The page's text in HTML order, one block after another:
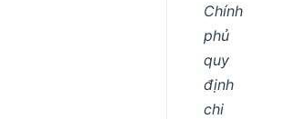
Chính
phủ
quy
định
chi